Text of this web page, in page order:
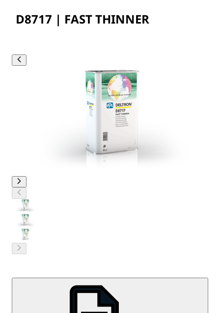
D8717 | FAST THINNER